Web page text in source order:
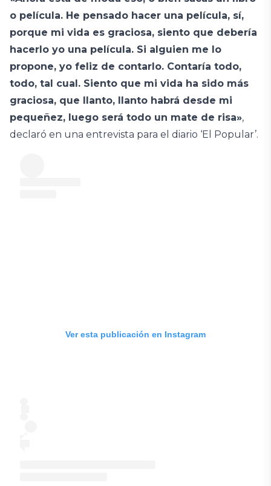
o película. He pensado hacer una película, sí,
porque mi vida es graciosa, siento que debería
hacerlo yo una película. Si alguien me lo
propone, yo feliz de contarlo. Contaría todo,
todo, tal cual. Siento que mi vida ha sido más
graciosa, que llanto, llanto habrá desde mi
pequeñez, luego será todo un mate de risa»,
declaró en una entrevista para el diario ‘El Popular’.
Ver esta publicación en Instagram